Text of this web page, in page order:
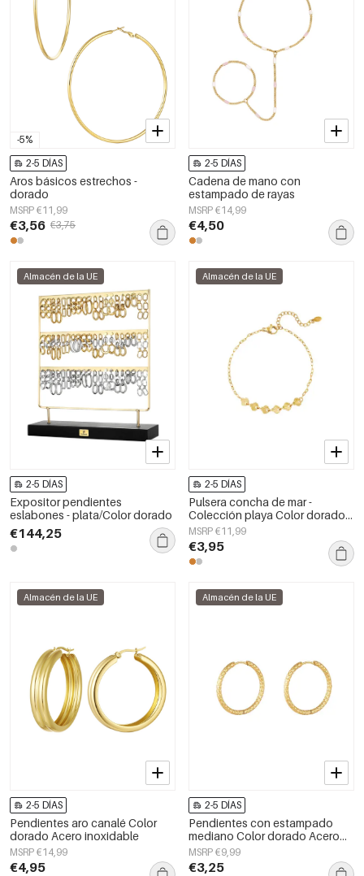
-5%
2-5 DÍAS
Aros básicos estrechos -
dorado
MSRP €11,99
€3,56 €3,75
2-5 DÍAS
Cadena de mano con
estampado de rayas
MSRP €14,99
€4,50
Almacén de la UE
2-5 DÍAS
Expositor pendientes
eslabones - plata/Color dorado
€144,25
Almacén de la UE
2-5 DÍAS
Pulsera concha de mar -
Colección playa Color dorado
Acero inoxidable
MSRP €11,99
€3,95
Almacén de la UE
2-5 DÍAS
Pendientes aro canalé Color
dorado Acero inoxidable
MSRP €14,99
€4,95
Almacén de la UE
2-5 DÍAS
Pendientes con estampado
mediano Color dorado Acero
inoxidable
MSRP €9,99
€3,25